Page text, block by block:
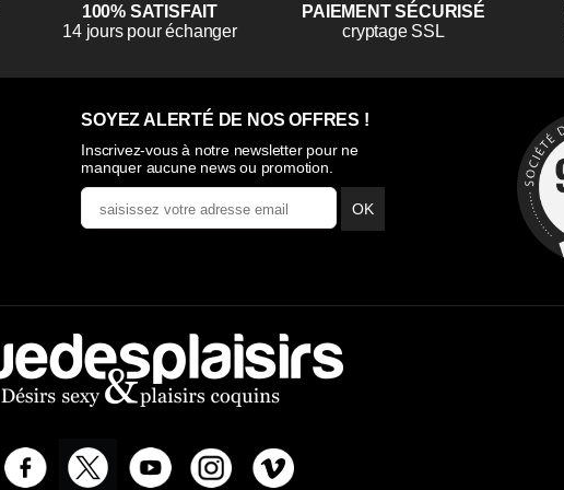
100% SATISFAIT
14 jours pour échanger
PAIEMENT SÉCURISÉ
cryptage SSL
SOYEZ ALERTÉ DE NOS OFFRES !
Inscrivez-vous à notre newsletter pour ne
manquer aucune news ou promotion.
OK